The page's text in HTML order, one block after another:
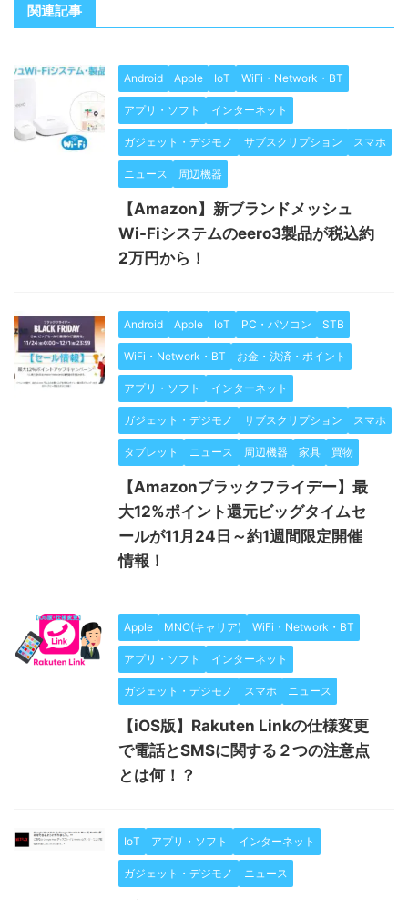
関連記事
Android Apple IoT WiFi・Network・BT
アプリ・ソフト インターネット
ガジェット・デジモノ サブスクリプション スマホ
ニュース 周辺機器
【Amazon】新ブランドメッシュ
Wi-Fiシステムのeero3製品が税込約
2万円から！
Android Apple IoT PC・パソコン STB
WiFi・Network・BT お金・決済・ポイント
アプリ・ソフト インターネット
ガジェット・デジモノ サブスクリプション スマホ
タブレット ニュース 周辺機器 家具 買物
【Amazonブラックフライデー】最
大12%ポイント還元ビッグタイムセ
ールが11月24日～約1週間限定開催
情報！
Apple MNO(キャリア) WiFi・Network・BT
アプリ・ソフト インターネット
ガジェット・デジモノ スマホ ニュース
【iOS版】Rakuten Linkの仕様変更
で電話とSMSに関する２つの注意点
とは何！？
IoT アプリ・ソフト インターネット
ガジェット・デジモノ ニュース